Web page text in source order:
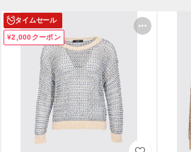
タイムセール
¥2,000クーポン